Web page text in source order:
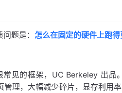
题是： 怎么在固定的硬件上跑
常见的框架，UC Berkeley 出品
管理，大幅减少碎片，显存利